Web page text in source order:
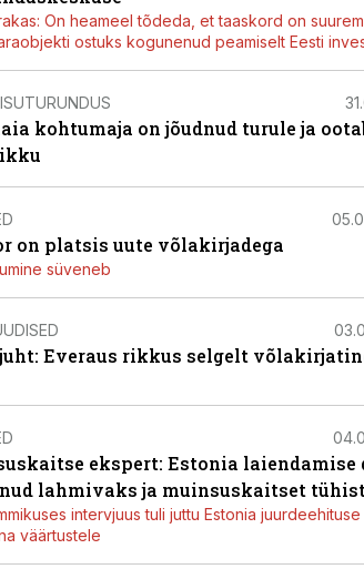
On heameel tõdeda, et taaskord on
ostuks kogunenud peamiselt Eesti
kohtumaja on jõudnud turule ja
on platsis uute võlakirjadega
süveneb
Everaus rikkus selgelt
ekspert: Estonia laiendamise
lahmivaks ja muinsuskaitset
intervjuus tuli juttu Estonia juurdeehituse
väärtustele